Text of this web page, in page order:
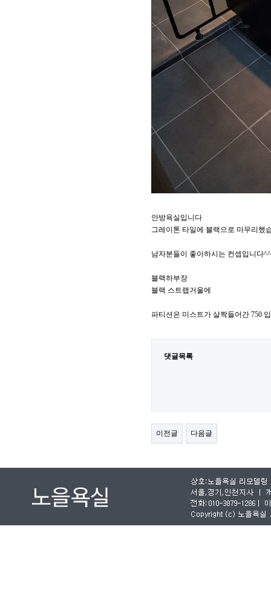
안방욕실입니다
그레이톤 타일에 블랙으로 마무리했
남자분들이 좋아하시는 컨셉입니다^^
블랙하부장
블랙 스트랩거울에
파티션은 미스트가 살짝들어간 750
댓글목록
이전글 다음글